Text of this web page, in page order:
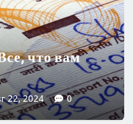
Москвы:
культурное
21, 2024 0